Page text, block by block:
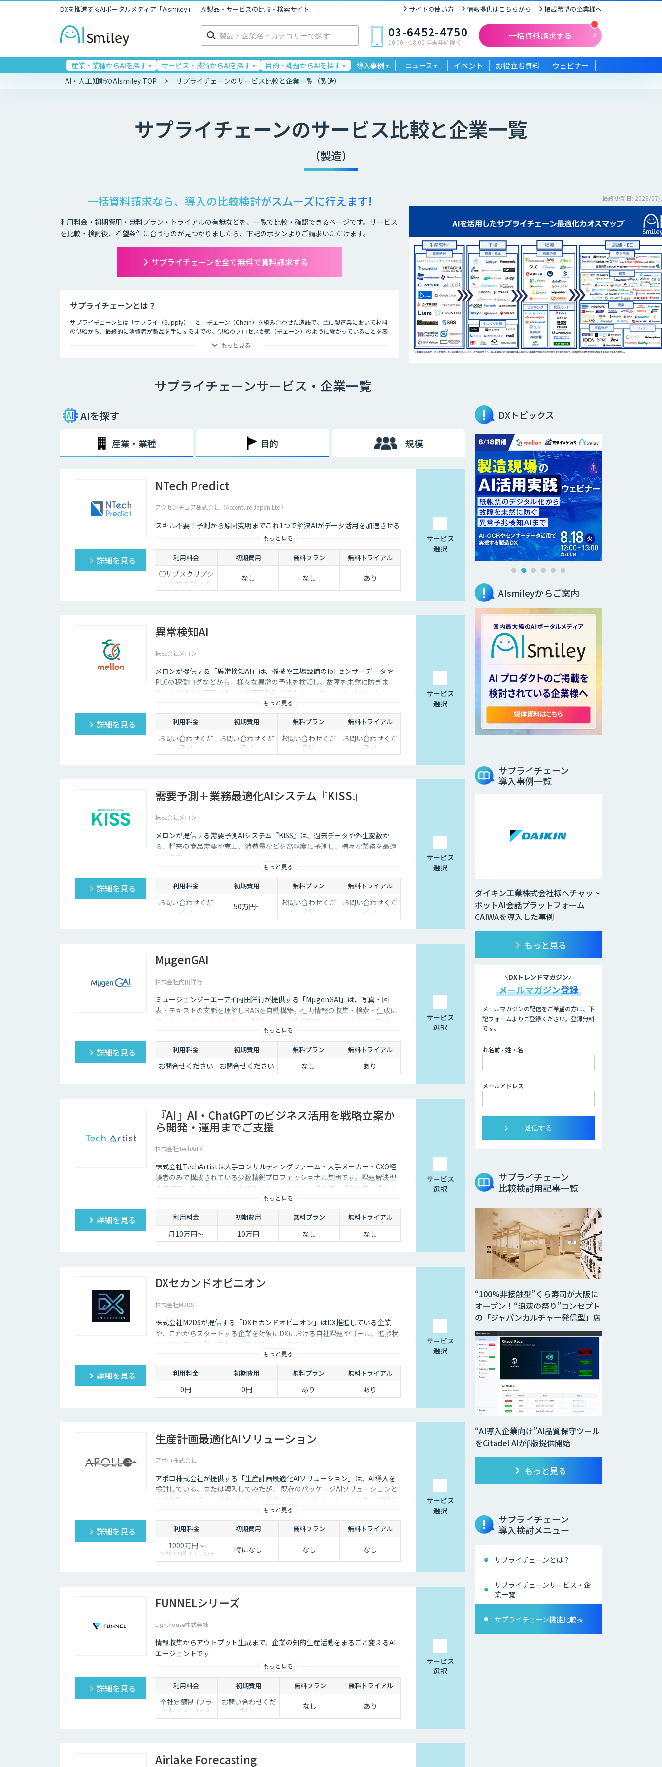
DXを推進するAIポータルメディア「AIsmiley」｜ AI製品・サービスの比較・検索サイト サイトの使い方 情報提供はこちらから 掲載希望の企業様へ
検
索: 03-6452-4750
10:00〜18:00 年末年始除く
一括資料請求する
産業・業種からAIを探す サービス・技術からAIを探す 目的・課題からAIを探す 導入事例 ニュース イベント お役立ち資料 ウェビナー
AI・人工知能のAIsmiley TOP サプライチェーンのサービス比較と企業一覧（製造）
サプライチェーンのサービス比較と企業一覧
（製造）
一括資料請求なら、導入の比較検討がスムーズに行えます!
利用料金・初期費用・無料プラン・トライアルの有無などを、一覧で比較・確認できるページです。サービス
を比較・検討後、希望条件に合うものが見つかりましたら、下記のボタンよりご請求いただけます。
サプライチェーンを全て無料で資料請求する
最終更新日: 2026/07/
サプライチェーンとは？
サプライチェーンとは「サプライ（Supply）」と「チェーン（Chain）を組み合わせた造語で、主に製造業において材料
の供給から、最終的に消費者が製品を手にするまでの、供給のプロセスが鎖（チェーン）のように繋がっていることを表
ます。工場や倉庫では良品と不良品の検知、店舗ではAIカメラを設置して来客者を分析。最適な商品陳列や適切な人材配
サプライチェーンAI製品・サービスにはツールによって機能や実現できる内容に違いがありますので、自社の課題は何
か、どんな結果を実現したいのかという観点から、それぞれのツールの違いを充分に比較検討することが重要です。
もっと見る
サプライチェーンサービス・企業一覧
AIを探す
産業・業種 目的 規模
NTech Predict
アクセンチュア株式会社（Accenture Japan Ltd）
スキル不要！予測から原因究明までこれ1つで解決AIがデータ活用を加速させる
もっと見る
詳細を見る 利用料金 初期費用 無料プラン 無料トライアル
〇サブスクリプシ
ョンライセンス
（年額）
※ライセンス価格
はお問い合わせく
※使用するPC1台
ンスが必要です。
※伴走サポート、
初期構築支援、
としてご提供可能
です。
なし なし あり
サービス
選択
異常検知AI
株式会社メロン
メロンが提供する「異常検知AI」は、機械や工場設備のIoTセンサーデータや
PLCの稼働ログなどから、様々な異常の予兆を検知し、故障を未然に防ぎま
す。その他にも不正アクセスや不正取引の検出といったサイバーセキュリティ
もっと見る
詳細を見る 利用料金 初期費用 無料プラン 無料トライアル
お問い合わせくだ
さい
お問い合わせくだ
さい
お問い合わせくだ
さい
お問い合わせくだ
さい
サービス
選択
需要予測＋業務最適化AIシステム『KISS』
株式会社メロン
メロンが提供する需要予測AIシステム『KISS』は、過去データや外生変数か
ら、将来の商品需要や売上、消費量などを高精度に予測し、様々な業務を最適
化します。
もっと見る
詳細を見る 利用料金 初期費用 無料プラン 無料トライアル
お問い合わせくだ
さい
50万円~
お問い合わせくだ
さい
お問い合わせくだ
さい
サービス
選択
MµgenGAI
株式会社内田洋行
ミュージェンジーエーアイ内田洋行が提供する「MµgenGAI」は、写真・図
表・テキストの文脈を理解しRAGを自動構築。社内情報の収集・検索・生成に
適したAIソリューションです。業種を問わず業務効率とナレッジ活用を支援し
もっと見る
詳細を見る 利用料金 初期費用 無料プラン 無料トライアル
お問合せください お問合せください なし あり
サービス
選択
『AI』AI・ChatGPTのビジネス活用を戦略立案か
ら開発・運用までご支援
株式会社TechArtist
株式会社TechArtistは大手コンサルティングファーム・大手メーカー・CXO経
験者のみで構成されている少数精鋭プロフェッショナル集団です。課題解決型
のアプローチにて、成果を上げるソリューションを『高速』『高品質』『低予
もっと見る
詳細を見る 利用料金 初期費用 無料プラン 無料トライアル
月10万円〜 10万円 なし なし
サービス
選択
DXセカンドオピニオン
株式会社M2DS
株式会社M2DSが提供する「DXセカンドオピニオン」はDX推進している企業
や、これからスタートする企業を対象にDXにおける自社課題やゴール、進捗状
況を客観的に診断・アドバイスするサービスです
もっと見る
詳細を見る 利用料金 初期費用 無料プラン 無料トライアル
0円 0円 あり あり
サービス
選択
生産計画最適化AIソリューション
アポロ株式会社
アポロ株式会社が提供する「生産計画最適化AIソリューション」は、AI導入を
検討している、または導入してみたが、 既存のパッケージAIソリューションと
自社業務とにギャップを感じている企業様向けのソリューションです。 弊社AI
ソリューションは、貴社業務にフィットするカスタマイズをし、AI導入効果を
最大化します。
もっと見る
詳細を見る 利用料金 初期費用 無料プラン 無料トライアル
1000万円～
※簡易導入におけ
る標準開発期間は
検討も可能
特になし なし なし
サービス
選択
FUNNELシリーズ
Lighthouse株式会社
情報収集からアウトプット生成まで、企業の知的生産活動をまるごと変えるAI
エージェントです
もっと見る
詳細を見る 利用料金 初期費用 無料プラン 無料トライアル
全社定額制 (フラ
ットフィー)・人
数無制限でご利用
お問い合わせくだ
さい。
なし あり
サービス
選択
Airlake Forecasting
DXトピックス
AIsmileyからご案内
サプライチェーン
導入事例一覧
ダイキン工業株式会社様へチャット
ボットAI会話プラットフォーム
CAIWAを導入した事例
もっと見る
DXトレンドマガジン
メールマガジン登録
メールマガジンの配信をご希望の方は、下
記フォームよりご登録ください。登録無料
です。
お名前 - 姓・名
メールアドレス
サプライチェーン
比較検討用記事一覧
“AI導入企業向け”AI品質保守ツール
をCitadel AIがβ版提供開始
“100%非接触型”くら寿司が大阪に
オープン！“浪速の祭り”コンセプト
の「ジャパンカルチャー発信型」店
もっと見る
サプライチェーン
導入検討メニュー
サプライチェーンとは？
サプライチェーンサービス・企
業一覧
サプライチェーン機能比較表